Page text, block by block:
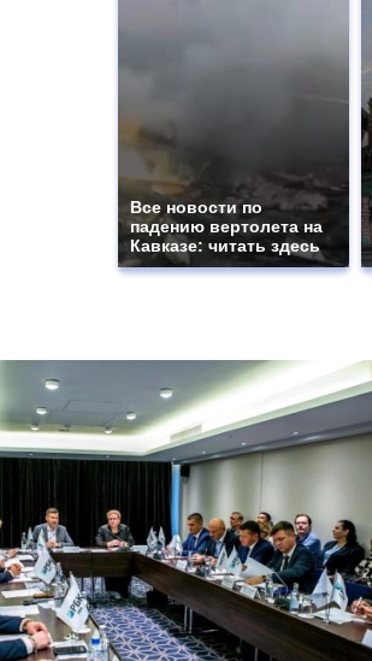
Все новости по
падению вертолета на
Кавказе: читать здесь